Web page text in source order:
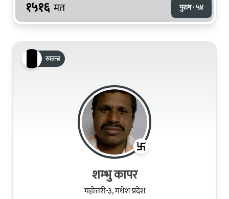
१५१६ मत पुरुष · ५४
स्वतन्त्र
शम्भु कापर
महोत्तरी-३, मधेश प्रदेश